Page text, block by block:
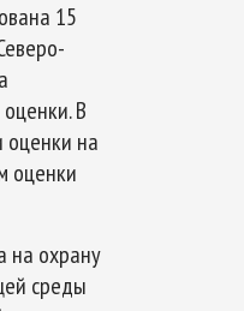
15
В
оценки на
оценки
на охрану
среды